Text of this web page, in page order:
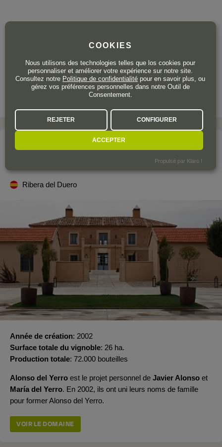
Bouteille 75 cl
| 49,20 € / Litre
VIÑEDOS ALONSO DEL YERRO
Ribera del Duero
Année de création 2002
Surface totale du vignoble 26 ha.
Production totale 72.000 bouteilles
Alonso del Yerro est le projet personnel de Javier Alonso et
María del Yerro. En 2002, ils ont uni leurs noms de famille
pour former Alonso del Yerro.
VOIR LE DOMAINE
COOKIES
Nous utilisons des technologies telles que los cookies pour
personnaliser et améliorer votre expérience sur notre site.
Consultez notre Politique de confidentialité pour en savoir plus, ou
gérez vos préférences personnelles dans notre Outil de
Consentement.
REJETER CONFIGURER
ACCEPTER
Propulsé par Klaro !